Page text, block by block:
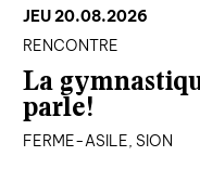
JEU 20.08.2026
RENCONTRE
La
parle!
FERME-ASILE, SION